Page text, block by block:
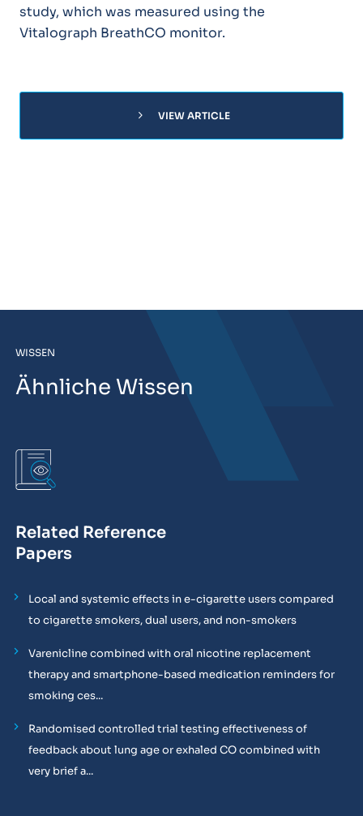
study, which was measured using the
Vitalograph BreathCO monitor.
chevron_right VIEW ARTICLE
WISSEN
Ähnliche Wissen
Related Reference
Papers
Local and systemic effects in e-cigarette users compared
to cigarette smokers, dual users, and non-smokers
Varenicline combined with oral nicotine replacement
therapy and smartphone-based medication reminders for
smoking ces...
Randomised controlled trial testing effectiveness of
feedback about lung age or exhaled CO combined with
very brief a...